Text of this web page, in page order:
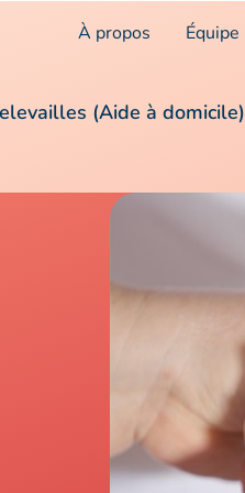
À propos Équipe
(Aide à domicile)